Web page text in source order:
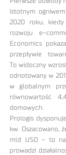
istotnym
2020 roku, kiedy
rozwoju e-
Economics
przepływie
To widoczny
odnotowany w
w globalnym
równowartość
domowych.
Prologis
kw. Oszacowano,
mld USD – to
prowadzi